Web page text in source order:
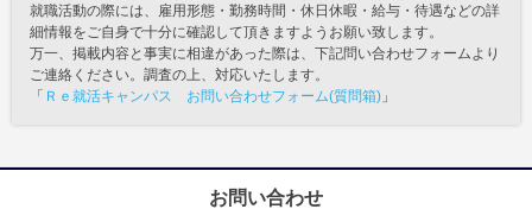
就職活動の際には、雇用形態・勤務時間・休日休暇・給与・待遇などの詳
細情報をご自身で十分に確認して頂きますようお願い致します。
万一、掲載内容と事実に相違があった際は、下記問い合わせフォームより
ご連絡ください。調査の上、対応いたします。
「 Ｒｅ就活キャンパス お問い合わせフォーム(質問箱) 」
お問い合わせ